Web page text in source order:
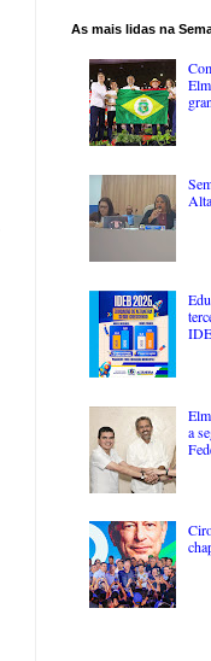
As mais lidas na
a